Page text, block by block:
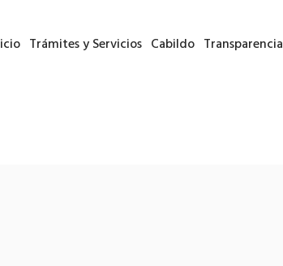
Trámites y Servicios Cabildo Transparencia